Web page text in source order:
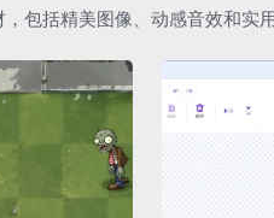
包括精美图像、动感音效和实